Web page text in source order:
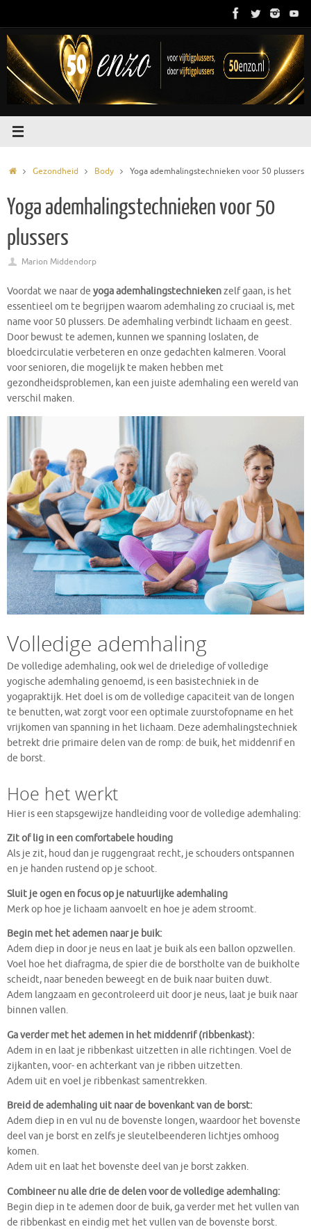
de
inhoud
HomeGezondheid Body Yoga ademhalingstechnieken voor 50 plussers
Yoga ademhalingstechnieken voor 50
plussers
Marion Middendorp
Voordat we naar de yoga ademhalingstechniekenzelf gaan, is het
essentieel om te begrijpen waarom ademhaling zo cruciaal is, met
name voor 50 plussers. De ademhaling verbindt lichaam en geest.
Door bewust te ademen, kunnen we spanning loslaten, de
bloedcirculatie verbeteren en onze gedachten kalmeren. Vooral
voor senioren, die mogelijk te maken hebben met
gezondheidsproblemen, kan een juiste ademhaling een wereld van
verschil maken.
Volledige ademhaling
De volledige ademhaling, ook wel de drieledige of volledige
yogische ademhaling genoemd, is een basistechniek in de
yogapraktijk. Het doel is om de volledige capaciteit van de longen
te benutten, wat zorgt voor een optimale zuurstofopname en het
vrijkomen van spanning in het lichaam. Deze ademhalingstechniek
betrekt drie primaire delen van de romp: de buik, het middenrif en
de borst.
Hoe het werkt
Hier is een stapsgewijze handleiding voor de volledige ademhaling:
Zit of lig in een comfortabele houding
Als je zit, houd dan je ruggengraat recht, je schouders ontspannen
en je handen rustend op je schoot.
Sluit je ogen en focus op je natuurlijke ademhaling
Merk op hoe je lichaam aanvoelt en hoe je adem stroomt.
Begin met het ademen naar je buik:
Adem diep in door je neus en laat je buik als een ballon opzwellen.
Voel hoe het diafragma, de spier die de borstholte van de buikholte
scheidt, naar beneden beweegt en de buik naar buiten duwt.
Adem langzaam en gecontroleerd uit door je neus, laat je buik naar
binnen vallen.
Ga verder met het ademen in het middenrif (ribbenkast):
Adem in en laat je ribbenkast uitzetten in alle richtingen. Voel de
zijkanten, voor- en achterkant van je ribben uitzetten.
Adem uit en voel je ribbenkast samentrekken.
Breid de ademhaling uit naar de bovenkant van de borst:
Adem diep in en vul nu de bovenste longen, waardoor het bovenste
deel van je borst en zelfs je sleutelbeenderen lichtjes omhoog
komen.
Adem uit en laat het bovenste deel van je borst zakken.
Combineer nu alle drie de delen voor de volledige ademhaling:
Begin diep in te ademen door de buik, ga verder met het vullen van
de ribbenkast en eindig met het vullen van de bovenste borst.